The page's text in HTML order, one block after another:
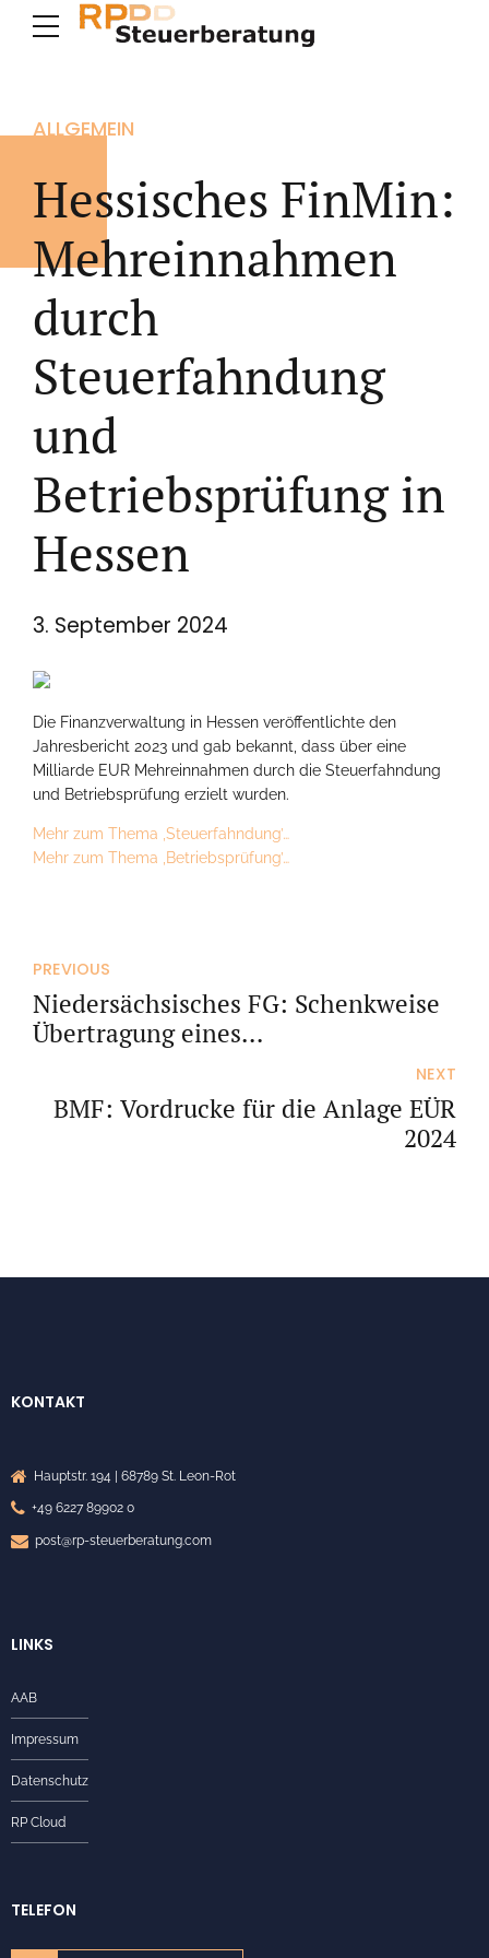
ALLGEMEIN
Hessisches FinMin:
Mehreinnahmen
durch
Steuerfahndung
und
Betriebsprüfung in
Hessen
3. September 2024
Die Finanzverwaltung in Hessen veröffentlichte den
Jahresbericht 2023 und gab bekannt, dass über eine
Milliarde EUR Mehreinnahmen durch die Steuerfahndung
und Betriebsprüfung erzielt wurden.
Mehr zum Thema ‚Steuerfahndung’…
Mehr zum Thema ‚Betriebsprüfung’…
PREVIOUS
Niedersächsisches FG: Schenkweise
Übertragung eines
Gebäude
NEXT
BMF: Vordrucke für die Anlage EÜR
2024
KONTAKT
Hauptstr. 194 | 68789 St. Leon-Rot
+49 6227 89902 0
post@rp-steuerberatung.com
LINKS
AAB
Impressum
Datenschutz
RP Cloud
TELEFON